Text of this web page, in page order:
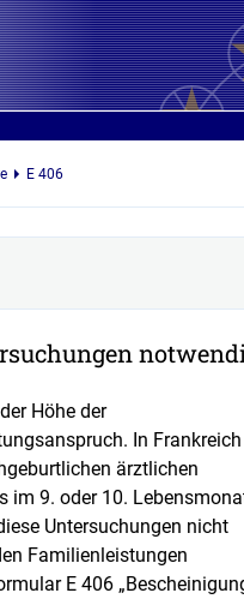
E 406
Höhe der
In Frankreich
ärztlichen
im 9. oder 10.
Untersuchungen nicht
Familienleistungen
E 406